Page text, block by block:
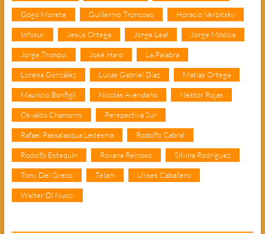
Gogo Morete Guillermo Troncoso Horacio Verbitsky
Infosur Jesús Ortega Jorge Leal Jorge Módica
Jorge Tronqui José Haro La Palabra
Lorena González Lucas Gabriel Díaz Matías Ortega
Mauricio Bonfigli Nicolás Avendaño Néstor Rojas
Osvaldo Chamorro Perspectiva Sur
Rafael Passalacqua Ledesma Rodolfo Cabral
Rodolfo Estequin Roxana Reinoso Silvina Rodríguez
Tony Del Greco Télam Ulises Caballero
Walter Di Nucci